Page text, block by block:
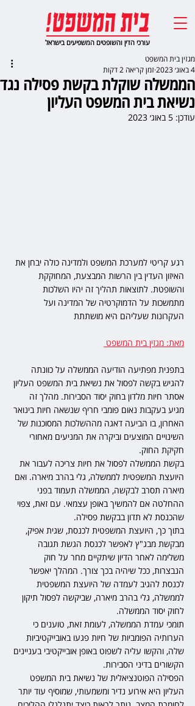
עורכי הדין והשופטים המשפיעים בישראל
הממשלה שוקלת בקשת פסילה נגד
נשיאת בית המשפט העליון
מגזין בית המשפט
4 באוג׳ 2023
זמן קריאה 2 דקות
עודכן: 5 באוג׳ 2023
רגע קריטי למערכת המשפט ולמדינה כולה יבחן את
האיזון העדין בין הרשות המבצעת, המחוקקת
והשופטת. לתוצאות תהליך זה יהיו השלכות
מתמשכות על הדמוקרטיה של המדינה ועל
העקרונות שעליהם היא מושתתת
מאת: מגזין בית המשפט
בתפנית מפתיעה הודיעה הממשלה על כוונתה
להגיש בקשה לפסול את נשיאת בית המשפט העליון
אסתר חיות מלדון בחוק יסוד הסבירות. מהלך זה
מגיע בעקבות נאום פומבי חריף שנשאה חיות בינואר
האחרון, בו הביעה דאגה מההשלכות המסוכנות של
השינויים המוצעים וביקרה את המניעים מאחורי
חקיקת החוק.
בקשת הממשלה לפסול את חיות צריכה לעבור את
היועצת המשפטית לממשלה, גלי בהרב מיארה. ואם
מיארה תסרב לבקשה, הממשלה תעמוד בפני
ההחלטה אם להמשיך באופן עצמאי. עם זאת, צפוי
שהכנסת לא תדון בבקשת פסילה.
בתוך כך, היועצת המשפטית לכנסת, שגית אפיק,
מבקשת מבג"ץ לאפשר לכנסת הגשת תגובה
משלימה לאחר הדיון שיתקיים מחר על חוק
הנבצרות, ככל שיהיה בכך צורך. המהלך יאפשר
לכנסת להגיב לעמדה של היועצת המשפטית
לממשלה, גלי בהרב מיארה, שביקשה לפסול תיקון
לחוק יסוד הממשלה.
תומכי עמדת הממשלה, לעומת זאת, טוענים כי
הערותיה הפומביות של חיות פגעו באובייקטיביות
שלה, והקשו עליה לשפוט באופן אובייקטיבי בעניינים
הקשורים בדיני הסבירות.
הפסילה הפוטנציאלית של נשיאת בית המשפט
העליון היא אירוע נדיר ומשמעותי, שמוסיף עוד יותר